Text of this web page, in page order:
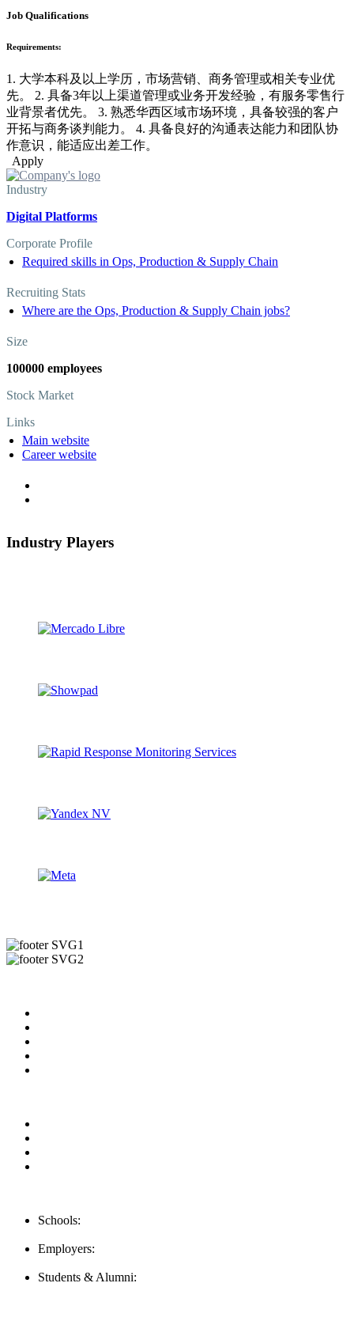
Job Qualifications
Requirements:
1. 大学本科及以上学历，市场营销、商务管理或相关专业优
先。 2. 具备3年以上渠道管理或业务开发经验，有服务零售行
业背景者优先。 3. 熟悉华西区域市场环境，具备较强的客户
开拓与商务谈判能力。 4. 具备良好的沟通表达能力和团队协
作意识，能适应出差工作。
Apply
Industry
Digital Platforms
Corporate Profile
Required skills in Ops, Production & Supply Chain
Recruiting Stats
Where are the Ops, Production & Supply Chain jobs?
Size
100000 employees
Stock Market
Links
Main website
Career website
Industry Players
Schools:
Employers:
Students & Alumni: